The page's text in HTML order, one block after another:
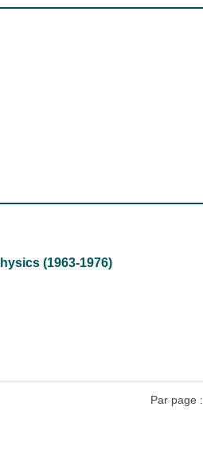
(1963-1976)
Par page :